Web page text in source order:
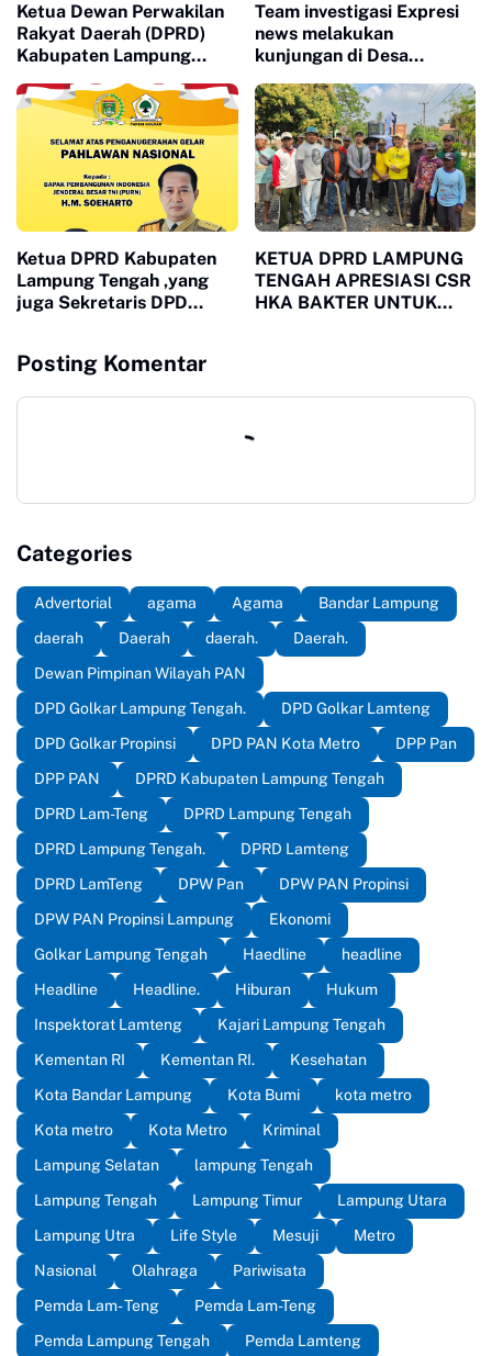
Ketua Dewan Perwakilan
Rakyat Daerah (DPRD)
Kabupaten Lampung
Febriyantoni,.S.E.,M.M
mengimbau seluruh
lapisan masyarakat untuk
menjaga kerukunan dan
toleransi antar umat
beragama
Team investigasi Expresi
news melakukan
kunjungan di Desa
mengukap Fakta di
lapangan, atas dugaan
Kasus Korupsi..
Ketua DPRD Kabupaten
Lampung Tengah ,yang
juga Sekretaris DPD
mengapresiasikan atas
KETUA DPRD LAMPUNG
TENGAH APRESIASI CSR
HKA BAKTER UNTUK
Posting Komentar
Categories
Advertorial agama Agama
Bandar Lampung
daerah
Daerah daerah.
Daerah.
Dewan Pimpinan Wilayah PAN
DPD Golkar Lampung Tengah.
DPD Golkar Lamteng
DPD Golkar Propinsi
DPD PAN Kota Metro
DPP Pan
DPP PAN
DPRD Kabupaten Lampung Tengah
DPRD Lam-Teng
DPRD Lampung Tengah
DPRD Lampung Tengah.
DPRD Lamteng
DPRD LamTeng
DPW Pan
DPW PAN Propinsi
DPW PAN Propinsi Lampung
Ekonomi
Golkar Lampung Tengah
Haedline
headline
Headline
Headline. Hiburan
Hukum
Inspektorat Lamteng
Kajari Lampung Tengah
Kementan RI
Kementan RI.
Kesehatan
Kota Bandar Lampung
Kota Bumi
kota metro
Kota metro
Kota Metro
Kriminal
Lampung Selatan
lampung Tengah
Lampung Tengah
Lampung Timur
Lampung Utara
Lampung Utra
Life Style Mesuji
Metro
Nasional
Olahraga
Pariwisata
Pemda Lam- Teng
Pemda Lam-Teng
Pemda Lampung Tengah
Pemda Lamteng